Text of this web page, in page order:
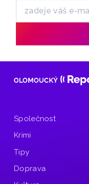
Společnost
Krimi
Tipy
Doprava